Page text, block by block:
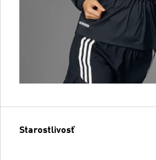
Starostlivosť